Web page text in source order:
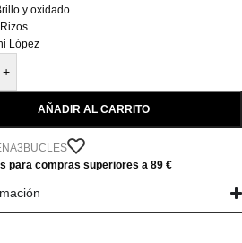
y oxidado
López
+
AÑADIR AL CARRITO
para compras superiores a 89 €